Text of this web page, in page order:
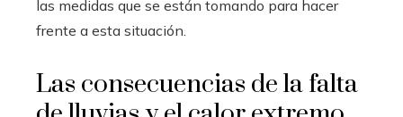
las medidas que se están tomando para hacer
frente a esta situación.
Las consecuencias de la falta